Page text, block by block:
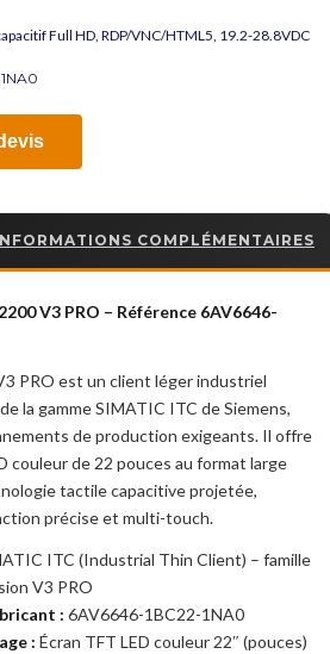
Full HD, RDP/VNC/HTML5, 19.2-28.8VDC
COMPLÉMENTAIRES
V3 PRO – Référence 6AV6646-
PRO est un client léger industriel
la gamme SIMATIC ITC de Siemens,
de production exigeants. Il offre
couleur de 22 pouces au format large
tactile capacitive projetée,
précise et multi-touch.
ITC (Industrial Thin Client) – famille
V3 PRO
: 6AV6646-1BC22-1NA0
: Écran TFT LED couleur 22″ (pouces)